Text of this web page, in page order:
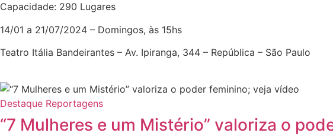
Capacidade: 290 Lugares
14/01 a 21/07/2024 – Domingos, às 15hs
Teatro Itália Bandeirantes – Av. Ipiranga, 344 – República – São Paulo
Destaque Reportagens
“7 Mulheres e um Mistério” valoriza o